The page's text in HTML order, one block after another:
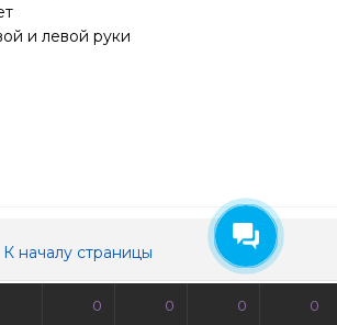
0 0 0 0
и левой руки
К началу страницы
сайта защищена законом об авторских правах.